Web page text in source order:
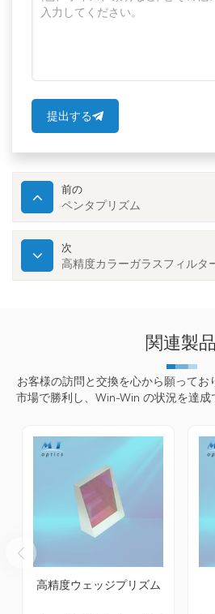
提出する
前の
ペンタプリズム
次
高精度カラーガラスフィルタ
関連製品
お客様の訪問と交換を心から願って
市場で勝利し、Win-Win の状況を達成
高精度ウェッジプリズム